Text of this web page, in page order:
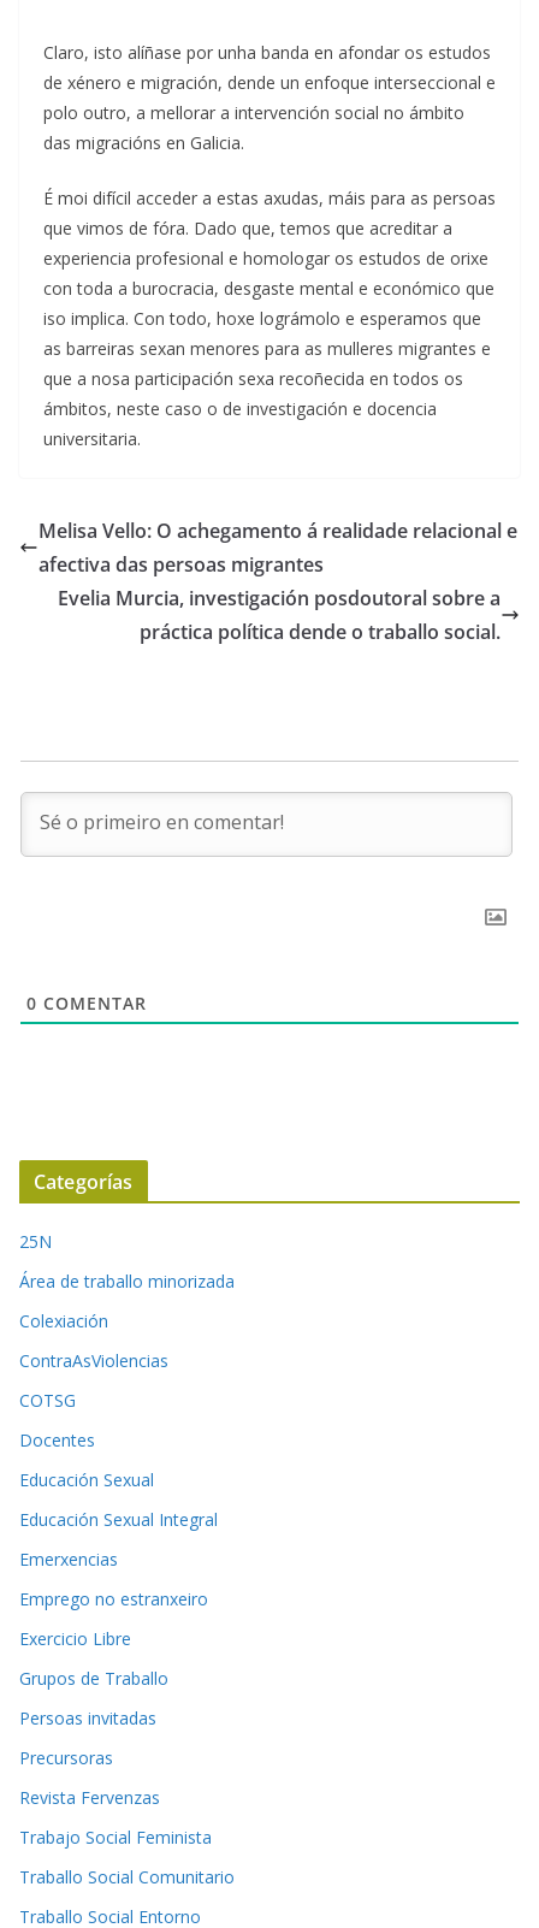
Claro, isto alíñase por unha banda en afondar os estudos
de xénero e migración, dende un enfoque interseccional e
polo outro, a mellorar a intervención social no ámbito
das migracións en Galicia.
É moi difícil acceder a estas axudas, máis para as persoas
que vimos de fóra. Dado que, temos que acreditar a
experiencia profesional e homologar os estudos de orixe
con toda a burocracia, desgaste mental e económico que
iso implica. Con todo, hoxe lográmolo e esperamos que
as barreiras sexan menores para as mulleres migrantes e
que a nosa participación sexa recoñecida en todos os
ámbitos, neste caso o de investigación e docencia
universitaria.
Melisa Vello: O achegamento á realidade relacional e
afectiva das persoas migrantes
Evelia Murcia, investigación posdoutoral sobre a
práctica política dende o traballo social.
0 COMENTAR
Categorías
25N
Área de traballo minorizada
Colexiación
ContraAsViolencias
COTSG
Docentes
Educación Sexual
Educación Sexual Integral
Emerxencias
Emprego no estranxeiro
Exercicio Libre
Grupos de Traballo
Persoas invitadas
Precursoras
Revista Fervenzas
Trabajo Social Feminista
Traballo Social Comunitario
Traballo Social Entorno